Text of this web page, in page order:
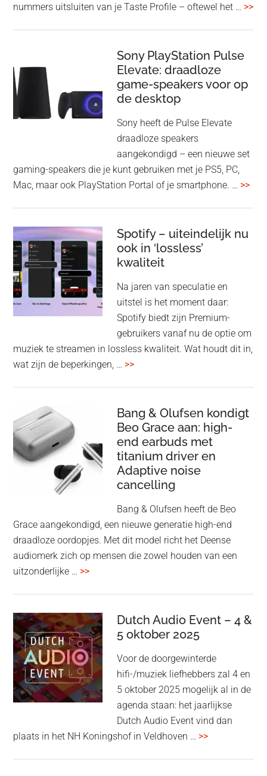
nieuwe
nummers uitsluiten van je Taste Profile – oftewel het … >>
Sony PlayStation Pulse
Elevate: draadloze
game-speakers voor op
de desktop
Sony heeft de Pulse Elevate
draadloze speakers
aangekondigd – een nieuwe set
gaming-speakers die je kunt gebruiken met je PS5, PC,
Mac, maar ook PlayStation Portal of je smartphone. … >>
Spotify – uiteindelijk nu
ook in ‘lossless’
kwaliteit
Na jaren van speculatie en
uitstel is het moment daar:
Spotify biedt zijn Premium-
gebruikers vanaf nu de optie om
muziek te streamen in lossless kwaliteit. Wat houdt dit in,
wat zijn de beperkingen, … >>overSpotify
nu
ook
in
‘lossless’
kwaliteit
Bang & Olufsen kondigt
Beo Grace aan: high-
end earbuds met
titanium driver en
Adaptive noise
cancelling
Bang & Olufsen heeft de Beo
Grace aangekondigd, een nieuwe generatie high-end
draadloze oordopjes. Met dit model richt het Deense
audiomerk zich op mensen die zowel houden van een
uitzonderlijke … >>overBang
kondigt
Beo
Grace
aan:
high-
end
earbuds
titanium
Dutch Audio Event – 4 &
5 oktober 2025
Voor de doorgewinterde
hifi-/muziek liefhebbers zal 4 en
5 oktober 2025 mogelijk al in de
agenda staan: het jaarlijkse
Dutch Audio Event vind dan
plaats in het NH Koningshof in Veldhoven … >>overDutch